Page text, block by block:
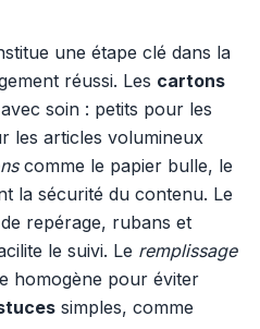
une étape clé dans la
réussi. Les cartons
soin : petits pour les
les articles volumineux
comme le papier bulle, le
la sécurité du contenu. Le
repérage, rubans et
le suivi. Le remplissage
homogène pour éviter
simples, comme